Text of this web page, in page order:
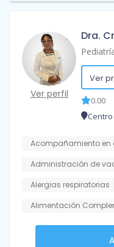
Ver perfil
Dra.
Ver
0.00
Acompañamiento en
Administración de
Alergias respiratorias
Alimentación